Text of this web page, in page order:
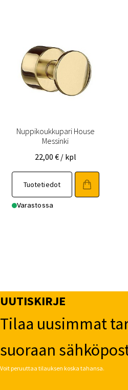
Nuppikoukkupari House
Messinki
22,00 € / kpl
Tuotetiedot
Varastossa
UUTISKIRJE
Tilaa uusimmat
suoraan
Voit peruuttaa tilauksen koska tahansa.